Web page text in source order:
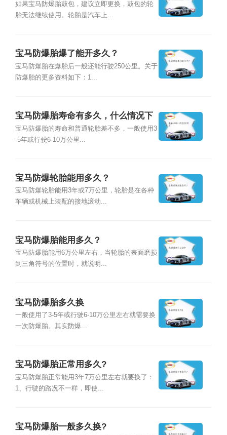
如果宝马防爆胎鼓包，建议立即更换，鼓包的轮
胎无法继续使用。轮胎是汽车上...
宝马防爆胎爆了能开多久？
宝马防爆胎在爆胎后一般还能行驶250公里。关于
防爆胎的更多资料如下：1...
宝马防爆胎寿命有多久，什么情况下
需要更换车胎？
宝马防爆胎的寿命和普通轮胎差不多，一般使用3
-5年或行驶6-10万公里...
宝马防爆轮胎能用多久？
宝马防爆轮胎能用3年或7万公里，轮胎是在各种
车辆或机械上装配的接地滚动...
宝马防爆胎能用多久？
宝马防爆胎能用6万公里左右，当轮胎的表面磨损
到三角符号的位置时，就说明...
宝马防爆胎多久换
一般使用了3-5年或行驶6-10万公里左右就需要换
一次防爆胎。其实防爆...
宝马防爆胎正常用多久?
宝马防爆胎正常能用3年7万公里左右就要换了：
1、行驶的路况不一样，即使...
宝马防爆胎一般多久换?